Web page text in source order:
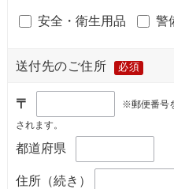
安全・衛生用品 警
送付先のご住所 必須
〒 ※郵便番号
されます。
都道府県
住所（続き）